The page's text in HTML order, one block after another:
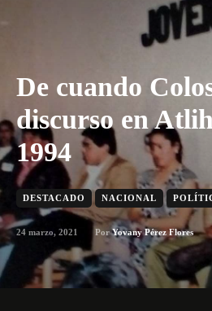
De cuando
discurso en
1994
DESTACADO NACIONAL
24 marzo, 2021 Por Yovany Pérez Flores